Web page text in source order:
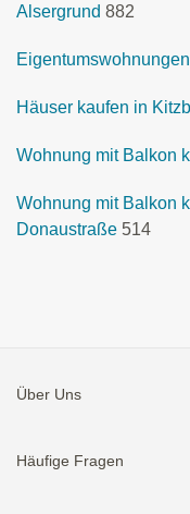
Alsergrund 882
Häuser kaufen in
Wohnung mit Balkon
Wohnung mit Balkon
Donaustraße 514
Über Uns
Häufige Fragen